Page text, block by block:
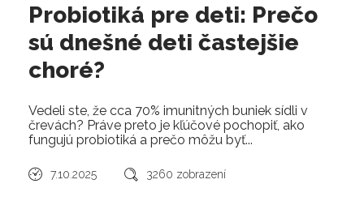
Probiotiká pre deti: Prečo
sú dnešné deti častejšie
choré?
Vedeli ste, že cca 70% imunitných buniek sídli v
črevách? Práve preto je kľúčové pochopiť, ako
fungujú probiotiká a prečo môžu byť...
7.10.2025 3260 zobrazení